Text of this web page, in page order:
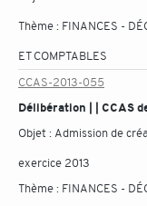
Thème : FINANCES -
ET COMPTABLES
CCAS-2013-055
Délibération | | CCAS
Objet : Admission de
exercice 2013
Thème : FINANCES -